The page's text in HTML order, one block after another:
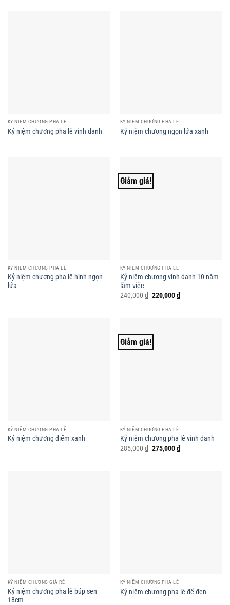
KỶ NIỆM CHƯƠNG PHA LÊ
Kỷ niệm chương pha lê vinh danh
KỶ NIỆM CHƯƠNG PHA LÊ
Kỷ niệm chương ngọn lửa xanh
KỶ NIỆM CHƯƠNG PHA LÊ
Kỷ niệm chương pha lê hình ngọn
lửa
Giảm giá!
KỶ NIỆM CHƯƠNG PHA LÊ
Kỷ niệm chương vinh danh 10 năm
làm việc
240,000₫ Giá
220,000₫Giá
hiện
KỶ NIỆM CHƯƠNG PHA LÊ
Kỷ niệm chương điểm xanh
Giảm giá!
KỶ NIỆM CHƯƠNG PHA LÊ
Kỷ niệm chương pha lê vinh danh
285,000₫ Giá
275,000₫Giá
hiện
KỶ NIỆM CHƯƠNG GIÁ RẺ
Kỷ niệm chương pha lê búp sen
18cm
KỶ NIỆM CHƯƠNG PHA LÊ
Kỷ niệm chương pha lê đế đen